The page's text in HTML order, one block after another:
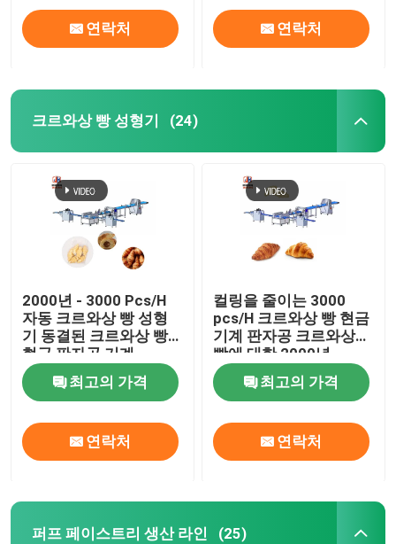
연락처 연락처
크르와상 빵 성형기 (24)
2000년 - 3000 Pcs/H
자동 크르와상 빵 성형
기 동결된 크르와상 빵
현금 판자공 기계
최고의 가격
연락처
컬링을 줄이는 3000
pcs/H 크르와상 빵 현금
기계 판자공 크르와상
빵에 대한 2000년
pcs/H
최고의 가격
연락처
퍼프 페이스트리 생산 라인 (25)